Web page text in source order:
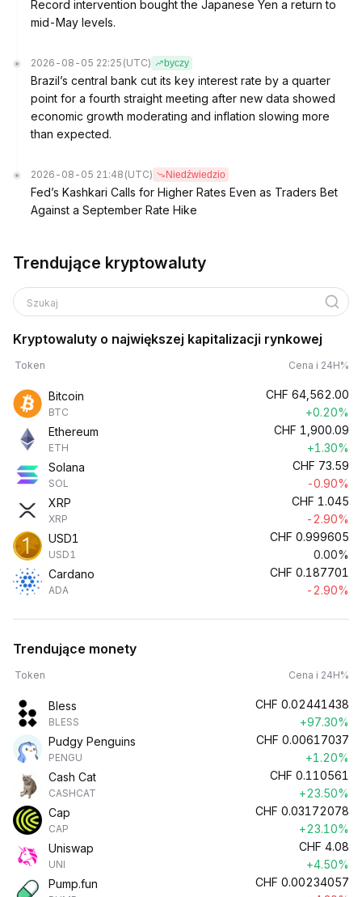
Record intervention bought the Japanese Yen a return to
mid-May levels.
2026-08-05 22:25 (UTC) byczy
Brazil’s central bank cut its key interest rate by a quarter
point for a fourth straight meeting after new data showed
economic growth moderating and inflation slowing more
than expected.
2026-08-05 21:48 (UTC) Niedźwiedzio
Fed’s Kashkari Calls for Higher Rates Even as Traders Bet
Against a September Rate Hike
Trendujące kryptowaluty
Szukaj
Kryptowaluty o największej kapitalizacji rynkowej
Token Cena i 24H%
Bitcoin
BTC
CHF 64,562.00
+0.20%
Ethereum
ETH
CHF 1,900.09
+1.30%
Solana
SOL
CHF 73.59
-0.90%
XRP
XRP
CHF 1.045
-2.90%
USD1
USD1
CHF 0.999605
0.00%
Cardano
ADA
CHF 0.187701
-2.90%
Trendujące monety
Token Cena i 24H%
Bless
BLESS
CHF 0.02441438
+97.30%
Pudgy Penguins
PENGU
CHF 0.00617037
+1.20%
Cash Cat
CASHCAT
CHF 0.110561
+23.50%
Cap
CAP
CHF 0.03172078
+23.10%
Uniswap
UNI
CHF 4.08
+4.50%
Pump.fun
CHF 0.00234057